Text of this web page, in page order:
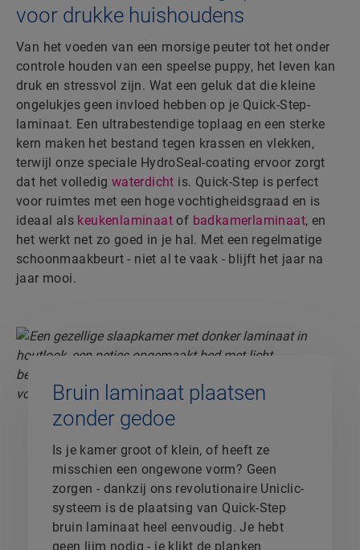
voor drukke huishoudens
Van het voeden van een morsige peuter tot het onder
controle houden van een speelse puppy, het leven kan
druk en stressvol zijn. Wat een geluk dat die kleine
ongelukjes geen invloed hebben op je Quick-Step-
laminaat. Een ultrabestendige toplaag en een sterke
kern maken het bestand tegen krassen en vlekken,
terwijl onze speciale HydroSeal-coating ervoor zorgt
dat het volledig waterdicht is. Quick-Step is perfect
voor ruimtes met een hoge vochtigheidsgraad en is
ideaal als keukenlaminaat of badkamerlaminaat, en
het werkt net zo goed in je hal. Met een regelmatige
schoonmaakbeurt - niet al te vaak - blijft het jaar na
jaar mooi.
Bruin laminaat plaatsen
zonder gedoe
Is je kamer groot of klein, of heeft ze
misschien een ongewone vorm? Geen
zorgen - dankzij ons revolutionaire Uniclic-
systeem is de plaatsing van Quick-Step
bruin laminaat heel eenvoudig. Je hebt
geen lijm nodig - je klikt de planken